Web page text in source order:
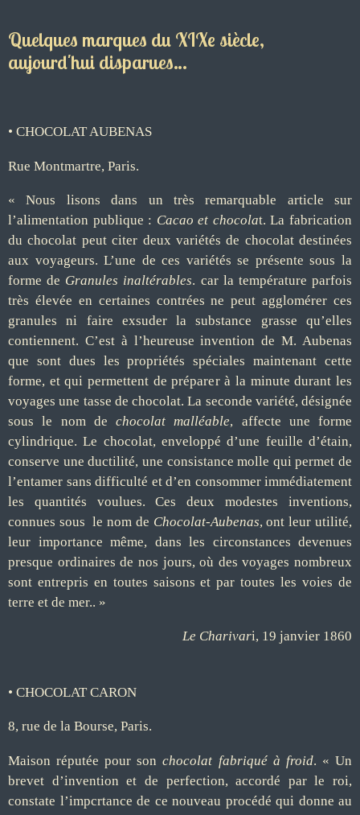
Quelques marques du XIXe siècle,
aujourd'hui disparues…
• CHOCOLAT AUBENAS
Rue Montmartre, Paris.
« Nous lisons dans un très remarquable article sur
l’alimentation publique : Cacao et chocolat. La fabrication
duchocolat peut citer deux variétés de chocolatdestinées
aux voyageurs. L’une de ces variétés se présente sous la
forme de Granules inaltérables. car la température parfois
très élevée en certaines contrées ne peut agglomérer ces
granules ni faire exsuder la substance grasse qu’elles
contiennent. C’est à l’heureuse invention de M. Aubenas
que sont dues les propriétés spéciales maintenant cette
forme, et qui permettent de préparer à la minute durant les
voyages une tasse de chocolat. La seconde variété, désignée
sous le nom de chocolat malléable, affecte une forme
cylindrique. Le chocolat, enveloppé d’une feuille d’étain,
conserve une ductilité, une consistance molle qui permet de
l’entamer sans difficulté et d’en consommer immédiatement
les quantités voulues. Ces deux modestes inventions,
connues sous le nom de Chocolat-Aubenas, ont leur utilité,
leur importance même, dans les circonstances devenues
presque ordinaires de nos jours, où des voyages nombreux
sont entrepris en toutes saisons et par toutes les voies de
terre et de mer.. »
Le Charivari, 19 janvier 1860
• CHOCOLAT CARON
8, rue de la Bourse, Paris.
Maison réputée pour sonchocolat fabriqué à froid. « Un
brevet d’invention et de perfection, accordé par le roi,
constate l’impcrtance de ce nouveau procédé qui donne au